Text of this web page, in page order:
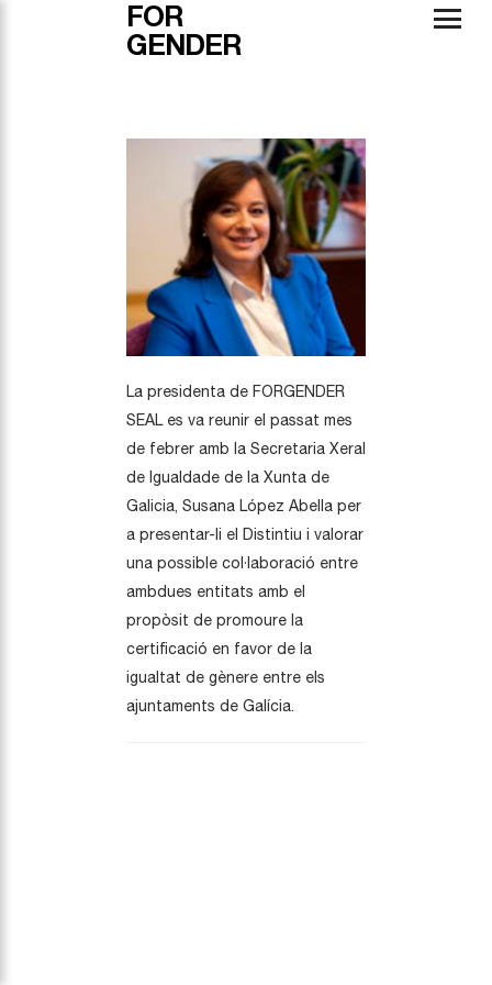
FOR
GENDER
La presidenta de FORGENDER
SEAL es va reunir el passat mes
de febrer amb la Secretaria Xeral
de Igualdade de la Xunta de
Galicia, Susana López Abella per
a presentar-li el Distintiu i valorar
una possible col·laboració entre
ambdues entitats amb el
propòsit de promoure la
certificació en favor de la
igualtat de gènere entre els
ajuntaments de Galícia.